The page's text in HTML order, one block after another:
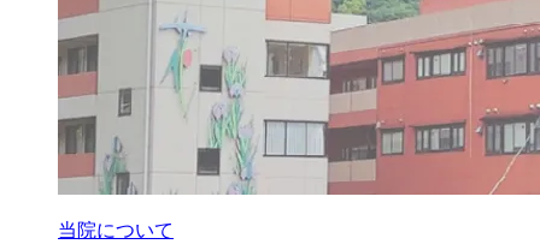
当院について